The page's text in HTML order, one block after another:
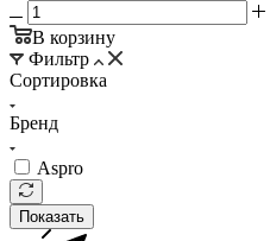
В корзину
Фильтр
Сортировка
Бренд
Aspro
Показать